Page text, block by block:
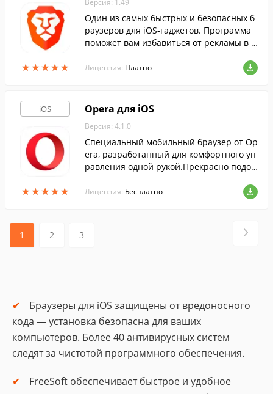
★★★★★
★★★★★
Версия: 1.49
Один из самых быстрых и безопасных б
раузеров для iOS-гаджетов. Программа
поможет вам избавиться от рекламы в и
в, благодаря наличию инструмента Adbl
Лицензия: Платно
iOS
★★★★★
★★★★★
Opera для iOS
Версия: 4.1.0
Специальный мобильный браузер от Op
era, разработанный для комфортного уп
равления одной рукой.Прекрасно подой
ернетом на ходу.
Лицензия: Бесплатно
1 2 3
Браузеры для iOS защищены от вредоносного
кода — установка безопасна для ваших
компьютеров. Более 40 антивирусных систем
следят за чистотой программного обеспечения.
FreeSoft обеспечивает быстрое и удобное